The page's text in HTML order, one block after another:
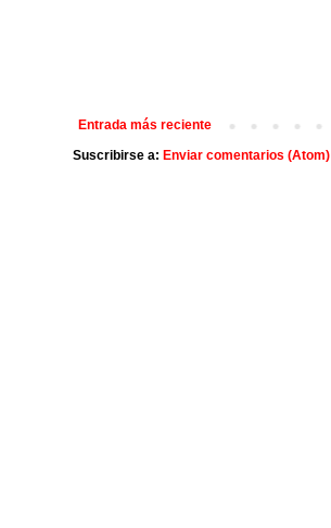
Entrada más reciente
Suscribirse a: Enviar comentarios (Atom)